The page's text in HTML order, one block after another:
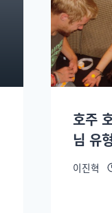
호주
님 유
이진혁